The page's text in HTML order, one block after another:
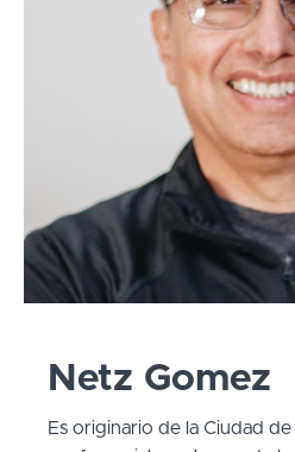
Netz Gomez
Es originario de la Ciudad